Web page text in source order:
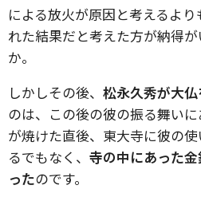
による放火が原因と考えるよ
れた結果だと考えた方が納得
か。
しかしその後、 松永久秀が大
のは、この後の彼の振る舞い
が焼けた直後、東大寺に彼の
るでもなく、 寺の中にあった
ったのです。